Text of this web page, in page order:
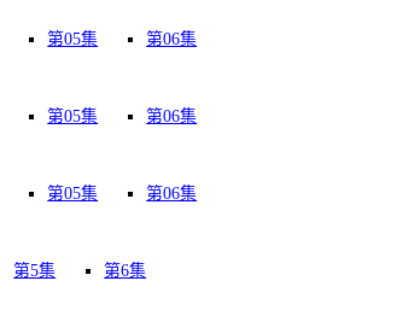
第05集 第06集
第05集 第06集
第05集 第06集
第5集 第6集